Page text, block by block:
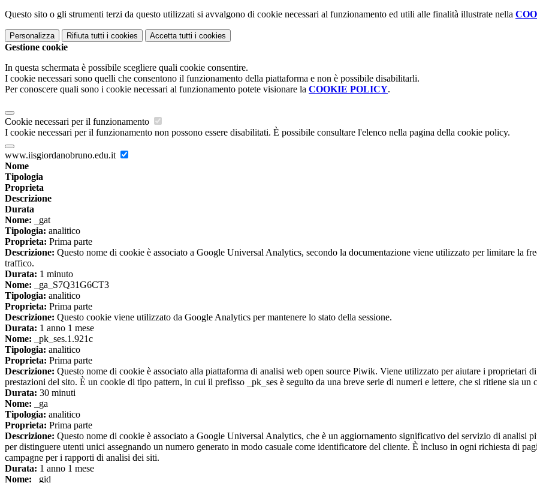
Questo sito o gli strumenti terzi da questo utilizzati si avvalgono di cookie necessari al funzionamento ed utili alle finalità illustrate nella
Personalizza Rifiuta tutti i cookies Accetta tutti i cookies
Gestione cookie
In questa schermata è possibile scegliere quali cookie consentire.
I cookie necessari sono quelli che consentono il funzionamento della piattaforma e non è possibile disabilitarli.
Per conoscere quali sono i cookie necessari al funzionamento potete visionare la COOKIE POLICY.
Cookie necessari per il funzionamento
I cookie necessari per il funzionamento non possono essere disabilitati. È possibile consultare l'elenco nella pagina della cookie policy.
www.iisgiordanobruno.edu.it
Nome
Tipologia
Proprieta
Descrizione
Durata
Nome: _gat
Tipologia: analitico
Proprieta: Prima parte
Descrizione: Questo nome di cookie è associato a Google Universal Analytics, secondo la documentazione viene utilizzato per limitare la
traffico.
Durata: 1 minuto
Nome: _ga_S7Q31G6CT3
Tipologia: analitico
Proprieta: Prima parte
Descrizione: Questo cookie viene utilizzato da Google Analytics per mantenere lo stato della sessione.
Durata: 1 anno 1 mese
Nome: _pk_ses.1.921c
Tipologia: analitico
Proprieta: Prima parte
Descrizione: Questo nome di cookie è associato alla piattaforma di analisi web open source Piwik. Viene utilizzato per aiutare i proprietari
prestazioni del sito. È un cookie di tipo pattern, in cui il prefisso _pk_ses è seguito da una breve serie di numeri e lettere, che si ritiene sia
Durata: 30 minuti
Nome: _ga
Tipologia: analitico
Proprieta: Prima parte
Descrizione: Questo nome di cookie è associato a Google Universal Analytics, che è un aggiornamento significativo del servizio di analisi
per distinguere utenti unici assegnando un numero generato in modo casuale come identificatore del cliente. È incluso in ogni richiesta di
campagne per i rapporti di analisi dei siti.
Durata: 1 anno 1 mese
Nome: _gid